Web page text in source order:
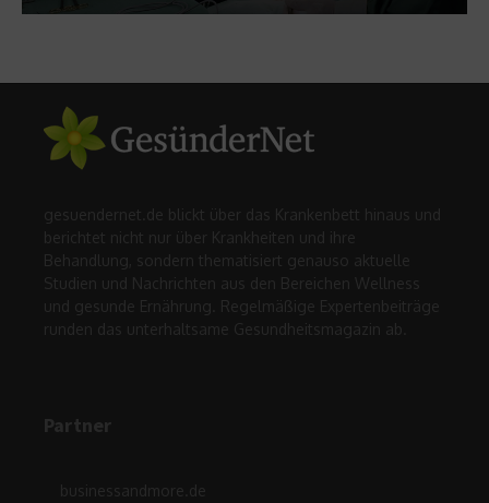
gesuendernet.de blickt über das Krankenbett hinaus und
berichtet nicht nur über Krankheiten und ihre
Behandlung, sondern thematisiert genauso aktuelle
Studien und Nachrichten aus den Bereichen Wellness
und gesunde Ernährung. Regelmäßige Expertenbeiträge
runden das unterhaltsame Gesundheitsmagazin ab.
Partner
businessandmore.de